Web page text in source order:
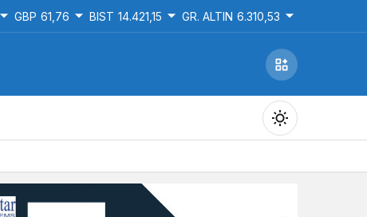
GBP 61,76 BIST 14.421,15 GR. ALTIN 6.310,53